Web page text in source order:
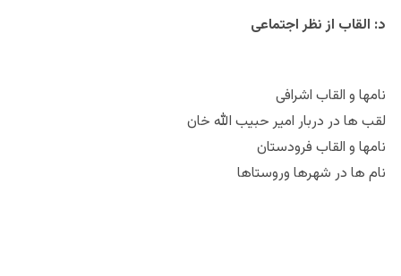
د: القاب از نظر اجتماعی
نامها و القاب اشرافی
لقب ها در دربار امیر حبیب الله خان
نامها و القاب فرودستان
نام ها در شهرها وروستاها